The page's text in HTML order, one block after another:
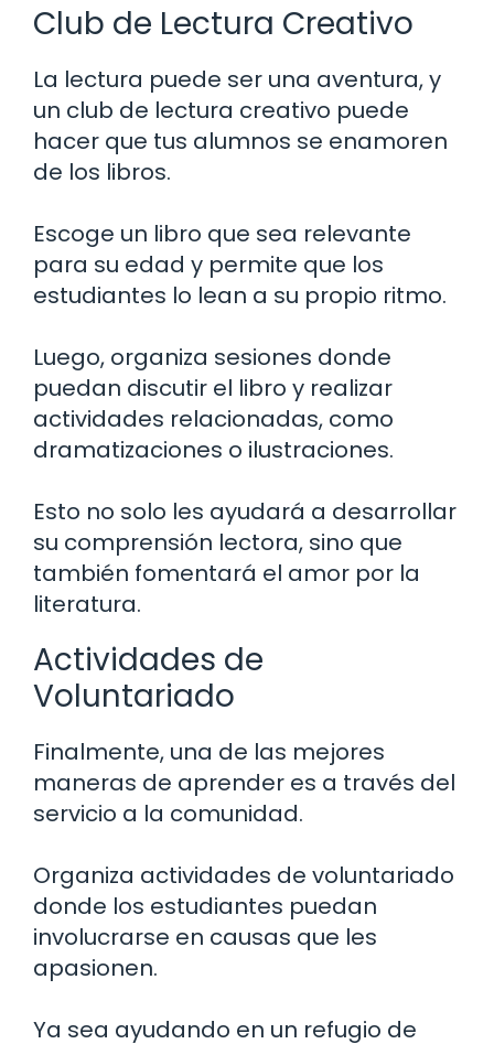
Club de Lectura Creativo
La lectura puede ser una aventura, y
un club de lectura creativo puede
hacer que tus alumnos se enamoren
de los libros.
Escoge un libro que sea relevante
para su edad y permite que los
estudiantes lo lean a su propio ritmo.
Luego, organiza sesiones donde
puedan discutir el libro y realizar
actividades relacionadas, como
dramatizaciones o ilustraciones.
Esto no solo les ayudará a desarrollar
su comprensión lectora, sino que
también fomentará el amor por la
literatura.
Actividades de
Voluntariado
Finalmente, una de las mejores
maneras de aprender es a través del
servicio a la comunidad.
Organiza actividades de voluntariado
donde los estudiantes puedan
involucrarse en causas que les
apasionen.
Ya sea ayudando en un refugio de